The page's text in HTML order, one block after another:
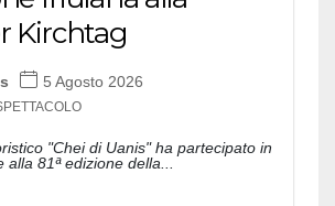
Kirchtag
5 Agosto 2026
"Chei di Uanis" ha partecipato in
81ª edizione della...